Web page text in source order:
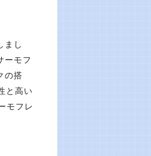
まし
ーモフ
の搭
と高い
モフレ